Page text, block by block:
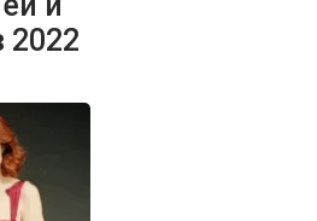
2022